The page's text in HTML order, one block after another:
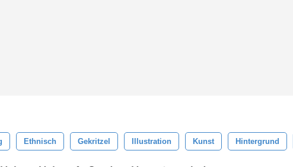
Ethnisch Gekritzel Illustration Kunst Hintergrund